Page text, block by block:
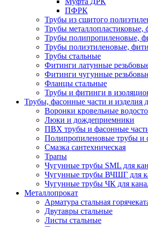
ПФРК
Трубы из сшитого
Трубы металлопластиковые,
Трубы полипропиленовые,
Трубы полиэтиленовые,
Трубы стальные
Фитинги латунные
Фитинги чугунные
Фланцы стальные
Трубы и фитинги в
Трубы, фасонные части и изделия
Воронки кровельные
Люки и дождеприемники
ПВХ трубы и фасонные
Полипропиленовые трубы и
Смазка сантехническая
Трапы
Чугунные трубы SML для
Чугунные трубы ВЧШГ для
Чугунные трубы ЧК для
Металлопрокат
Арматура стальная
Двутавры стальные
Листы стальные